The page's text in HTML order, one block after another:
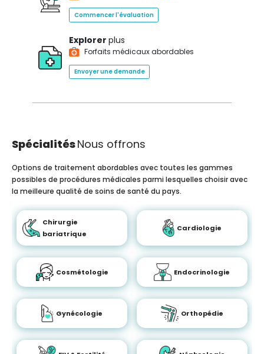
Commencer l'évaluation
Explorer plus
Forfaits médicaux abordables
Envoyer une demande
SpécialitésNous offrons
Options de traitement abordables avec toutes les gammes
possibles de procédures médicales parmi lesquelles choisir avec
la meilleure qualité de soins de santé du pays.
Chirurgie
bariatrique
Cardiologie
Cosmétologie Endocrinologie
Gynécologie Orthopédie